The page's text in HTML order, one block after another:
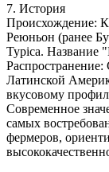
7. История
Происхождение:
Реюньон (ранее
Typica. Название
Распространение:
Латинской
вкусовому
Современное
самых
фермеров,